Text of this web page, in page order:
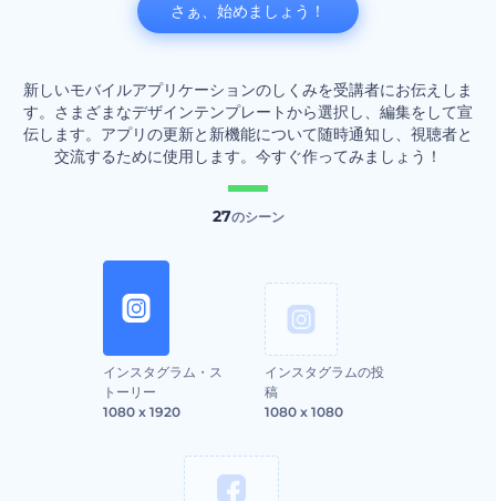
新しいモバイルアプリケーションのしくみを受講者にお伝えしま
す。さまざまなデザインテンプレートから選択し、編集をして宣
伝します。アプリの更新と新機能について随時通知し、視聴者と
交流するために使用します。今すぐ作ってみましょう！
27のシーン
インスタグラム・ス
トーリー
1080 x 1920
インスタグラムの投
稿
1080 x 1080
さぁ、始めましょう！